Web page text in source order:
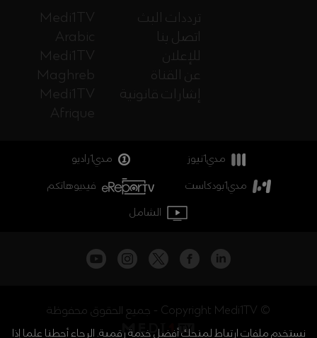
Medi1TV
Arabic
Medi1TV
Maghreb
Medi1TV
Afrique
ترددات البث
اتصل بنا
للإعلان
عن القناة
إشارات قانونية
مدي1نيوز
مدي1راديو
مدي1بودكاست
فيديوهاتكم
الشامل
جميع الحقوق محفوظة - Copyright Medi1TV ©
نستخدم ملفات ارتباط لمنحك أفضل خدمة رقمية. الرجاء أحطنا علما إذا